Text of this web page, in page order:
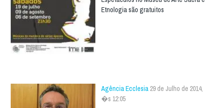
Etnologia são gratuitos
Agência Ecclesia 29 de Julho de 2014,
�s 12:05